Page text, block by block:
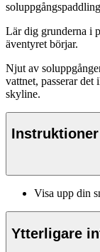
Lär dig grunderna i
äventyret börjar.
Njut av
vattnet, passerar
skyline.
Instruktioner
Visa upp din
Ytterligare